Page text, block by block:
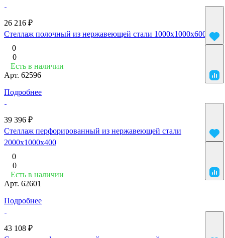
26 216 ₽
Стеллаж полочный из нержавеющей стали 1000x1000x600
0
0
Есть в наличии
Арт. 62596
Подробнее
39 396 ₽
Стеллаж перфорированный из нержавеющей стали
2000x1000x400
0
0
Есть в наличии
Арт. 62601
Подробнее
43 108 ₽